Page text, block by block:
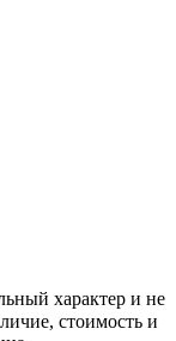
характер и не
стоимость и